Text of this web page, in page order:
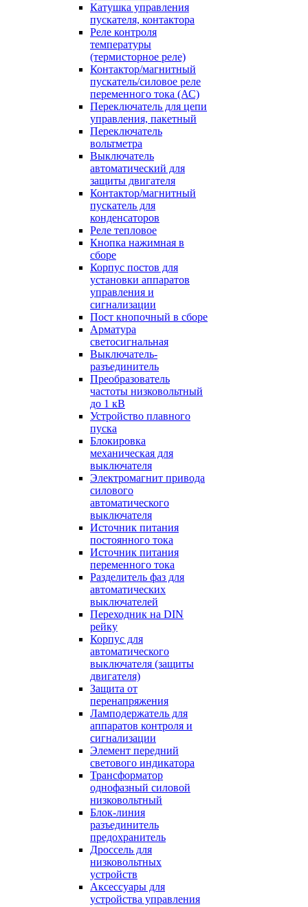
Катушка управления
пускателя, контактора
Реле контроля
температуры
(термисторное реле)
Контактор/магнитный
пускатель/силовое реле
переменного тока (АС)
Переключатель для цепи
управления, пакетный
Переключатель
вольтметра
Выключатель
автоматический для
защиты двигателя
Контактор/магнитный
пускатель для
конденсаторов
Реле тепловое
Кнопка нажимная в
сборе
Корпус постов для
установки аппаратов
управления и
сигнализации
Пост кнопочный в сборе
Арматура
светосигнальная
Выключатель-
разъединитель
Преобразователь
частоты низковольтный
до 1 кВ
Устройство плавного
пуска
Блокировка
механическая для
выключателя
Электромагнит привода
силового
автоматического
выключателя
Источник питания
постоянного тока
Источник питания
переменного тока
Разделитель фаз для
автоматических
выключателей
Переходник на DIN
рейку
Корпус для
автоматического
выключателя (защиты
двигателя)
Защита от
перенапряжения
Ламподержатель для
аппаратов контроля и
сигнализации
Элемент передний
светового индикатора
Трансформатор
однофазный силовой
низковольтный
Блок-линия
разъединитель
предохранитель
Дроссель для
низковольтных
устройств
Аксессуары для
устройства управления